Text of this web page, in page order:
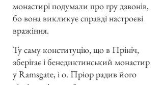
монастирі подумали про гру дзвонів,
бо вона викликує справді настроєві
вражіння.
Ту саму конституцію, що в Прініч,
зберігає і бенедиктинський монастир
у Ramsgate, і о. Пріор радив його